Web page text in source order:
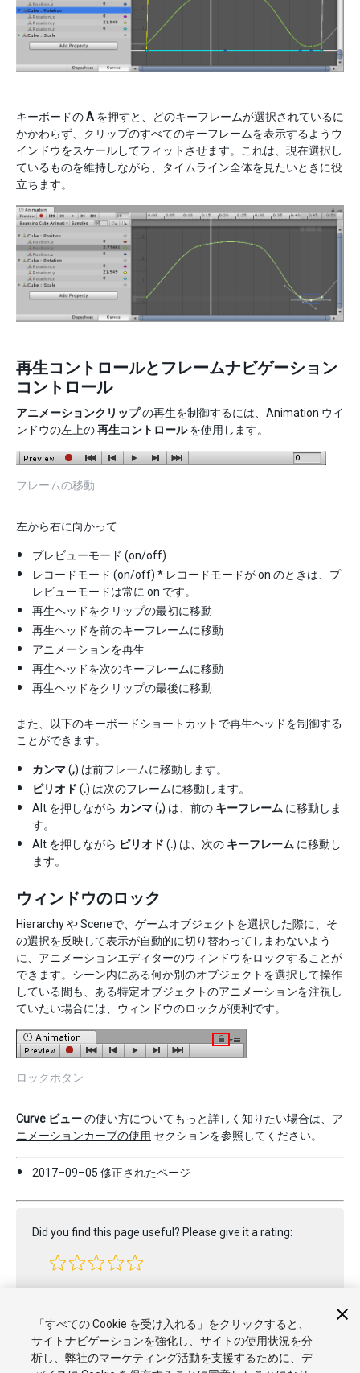
キーボードのA を押すと、どのキーフレームが選択されているに
かかわらず、クリップのすべてのキーフレームを表示するようウ
インドウをスケールしてフィットさせます。これは、現在選択し
ているものを維持しながら、タイムライン全体を見たいときに役
立ちます。
再生コントロールとフレームナビゲーション
コントロール
アニメーションクリップの再生を制御するには、Animation ウイ
ンドウの左上の再生コントロールを使用します。
フレームの移動
左から右に向かって
プレビューモード (on/off)
レコードモード (on/off) * レコードモードが on のときは、プ
レビューモードは常に on です。
再生ヘッドをクリップの最初に移動
再生ヘッドを前のキーフレームに移動
アニメーションを再生
再生ヘッドを次のキーフレームに移動
再生ヘッドをクリップの最後に移動
また、以下のキーボードショートカットで再生ヘッドを制御する
ことができます。
カンマ(,) は前フレームに移動します。
ピリオド (.) は次のフレームに移動します。
Alt を押しながら カンマ(,) は、前の キーフレーム に移動しま
す。
Alt を押しながら ピリオド (.) は、次の キーフレーム に移動し
ます。
ウィンドウのロック
Hierarchy や Sceneで、ゲームオブジェクトを選択した際に、そ
の選択を反映して表示が自動的に切り替わってしまわないよう
に、アニメーションエディターのウィンドウをロックすることが
できます。シーン内にある何か別のオブジェクトを選択して操作
している間も、ある特定オブジェクトのアニメーションを注視し
ていたい場合には、ウィンドウのロックが便利です。
ロックボタン
Curve ビューの使い方についてもっと詳しく知りたい場合は、 ア
ニメーションカーブの使用 セクションを参照してください。
2017–09–05 修正されたページ
Did you find this page useful? Please give it a rating:
「すべての Cookie を受け入れる」をクリックすると、
サイトナビゲーションを強化し、サイトの使用状況を分
析し、弊社のマーケティング活動を支援するために、デ